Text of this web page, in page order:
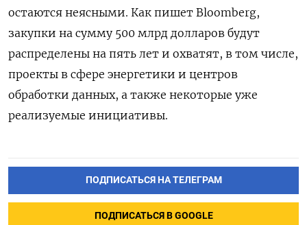
остаются неясными. Как пишет Bloomberg,
закупки на сумму 500 млрд долларов будут
распределены на пять лет и охватят, в том числе,
проекты в сфере энергетики и центров
обработки данных, а также некоторые уже
реализуемые инициативы.
ПОДПИСАТЬСЯ НА ТЕЛЕГРАМ
ПОДПИСАТЬСЯ В GOOGLE